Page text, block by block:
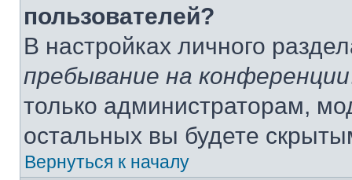
пользователей?
В настройках личного
пребывание на конференции
только администраторам,
остальных вы будете
Вернуться к началу